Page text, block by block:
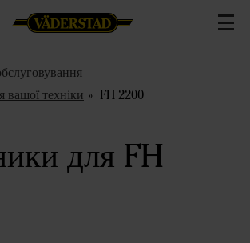
вашої техніки
FH 2200
для FH